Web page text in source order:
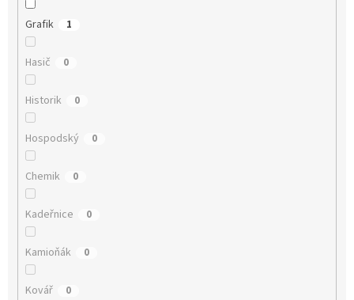
Grafik 1
Hasič 0
Historik 0
Hospodský 0
Chemik 0
Kadeřnice 0
Kamioňák 0
Kovář 0